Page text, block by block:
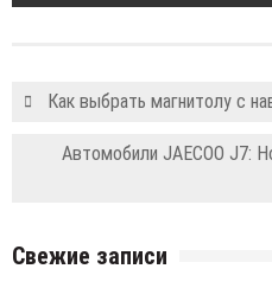
Как выбрать магнитолу с
Автомобили JAECOO J7:
Свежие записи